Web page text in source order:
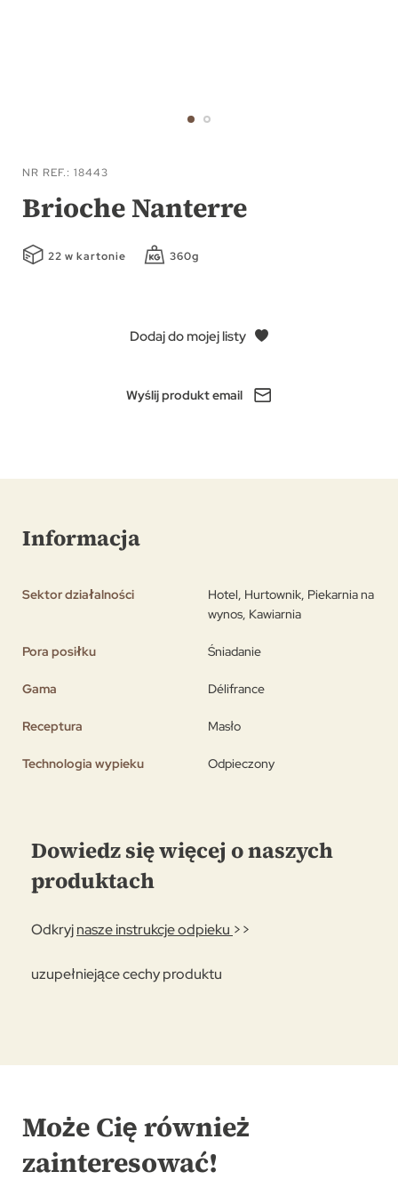
na
początek
galerii
NR REF. 18443
Brioche Nanterre
22 w kartonie 360g
Dodaj do mojej listy
Wyślij produkt email
Informacja
Sektor działalności
Hotel, Hurtownik, Piekarnia na
wynos, Kawiarnia
Pora posiłku Śniadanie
Gama Délifrance
Receptura Masło
Technologia wypieku Odpieczony
Dowiedz się więcej o naszych
produktach
Odkryjnasze instrukcje odpieku >>
uzupełniejące cechy produktu
Może Cię również
zainteresować!